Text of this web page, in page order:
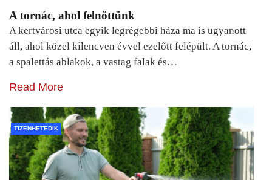
A tornác, ahol felnőttünk
A kertvárosi utca egyik legrégebbi háza ma is ugyanott
áll, ahol közel kilencven évvel ezelőtt felépült. A tornác,
a spalettás ablakok, a vastag falak és…
Read More
TIZENHETEDIK